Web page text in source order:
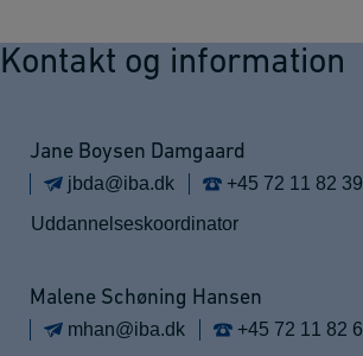
Kontakt og information
Jane Boysen Damgaard
jbda@iba.dk
+45 72 11 82 39
Uddannelseskoordinator
Malene Schøning Hansen
mhan@iba.dk +45 72 11 82